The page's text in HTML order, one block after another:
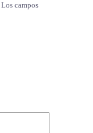
Los campos